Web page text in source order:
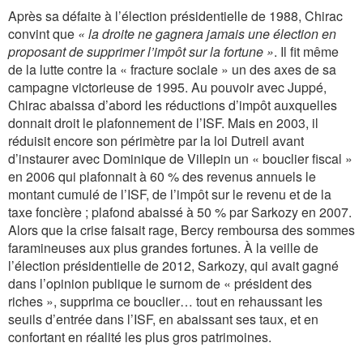
Après sa défaite à l’élection présidentielle de 1988, Chirac
convint que « la droite ne gagnera jamais une élection en
proposant de supprimer l’impôt sur la fortune ». Il fit même
de la lutte contre la « fracture sociale » un des axes de sa
campagne victorieuse de 1995. Au pouvoir avec Juppé,
Chirac abaissa d’abord les réductions d’impôt auxquelles
donnait droit le plafonnement de l’ISF. Mais en 2003, il
réduisit encore son périmètre par la loi Dutreil avant
d’instaurer avec Dominique de Villepin un « bouclier fiscal »
en 2006 qui plafonnait à 60 % des revenus annuels le
montant cumulé de l’ISF, de l’impôt sur le revenu et de la
taxe foncière ; plafond abaissé à 50 % par Sarkozy en 2007.
Alors que la crise faisait rage, Bercy remboursa des sommes
faramineuses aux plus grandes fortunes. À la veille de
l’élection présidentielle de 2012, Sarkozy, qui avait gagné
dans l’opinion publique le surnom de « président des
riches », supprima ce bouclier… tout en rehaussant les
seuils d’entrée dans l’ISF, en abaissant ses taux, et en
confortant en réalité les plus gros patrimoines.